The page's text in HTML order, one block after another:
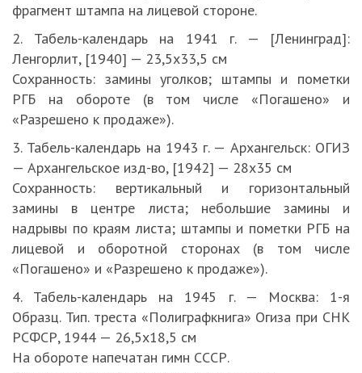
фрагмент штампа на лицевой стороне.
2. Табель-календарь на 1941 г. — [Ленинград]:
Ленгорлит, [1940] — 23,5х33,5 см
Сохранность: замины уголков; штампы и пометки
РГБ на обороте (в том числе «Погашено» и
«Разрешено к продаже»).
3. Табель-календарь на 1943 г. — Архангельск: ОГИЗ
— Архангельское изд-во, [1942] — 28х35 см
Сохранность: вертикальный и горизонтальный
замины в центре листа; небольшие замины и
надрывы по краям листа; штампы и пометки РГБ на
лицевой и оборотной сторонах (в том числе
«Погашено» и «Разрешено к продаже»).
4. Табель-календарь на 1945 г. — Москва: 1-я
Образц. Тип. треста «Полиграфкнига» Огиза при СНК
РСФСР, 1944 — 26,5х18,5 см
На обороте напечатан гимн СССР.